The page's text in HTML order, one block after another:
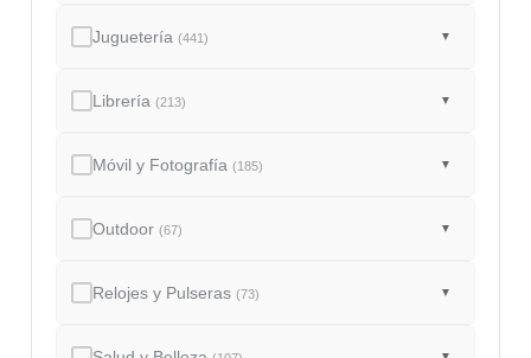
Juguetería(441) ▼
Librería(213) ▼
Móvil y Fotografía(185) ▼
Outdoor(67) ▼
Relojes y Pulseras(73) ▼